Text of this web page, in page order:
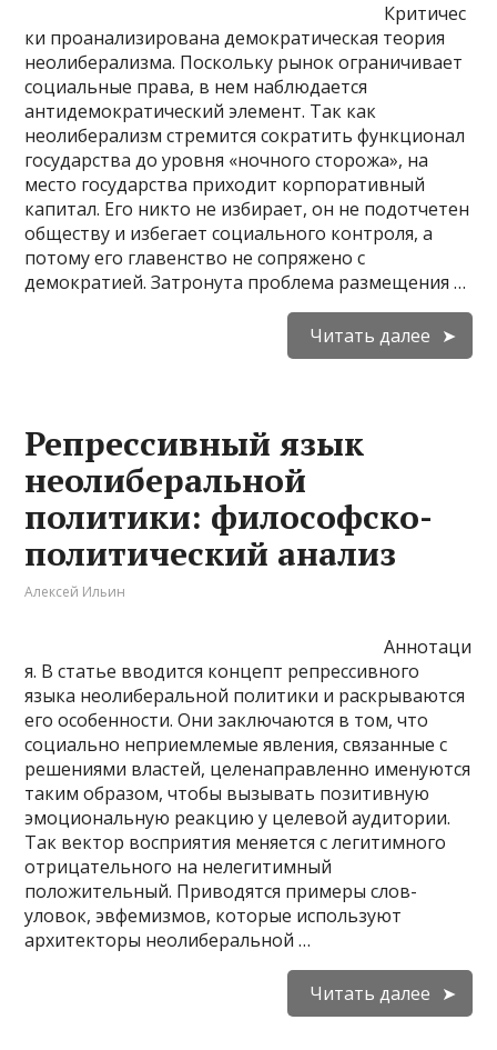
Критичес
ки проанализирована демократическая теория
неолиберализма. Поскольку рынок ограничива­ет
социальные права, в нем наблюдается
антидемократический элемент. Так как
неолиберализм стремится сократить функционал
государства до уровня «ночного сторожа», на
место государства приходит корпоративный
капитал. Его никто не избирает, он не подотчетен
обществу и избегает социального контроля, а
потому его главенство не сопря­жено с
демократией. Затронута проблема размещения …
Читать далее
Репрессивный язык
неолиберальной
политики: философско-
политический анализ
Алексей Ильин
Аннотаци
я. В статье вводится концепт репрессивного
языка неолиберальной политики и раскрываются
его особенности. Они заключаются в том, что
социально неприемлемые явления, связанные с
решениями властей, целенаправленно именуются
таким образом, чтобы вызывать позитивную
эмоциональную реакцию у целевой аудитории.
Так вектор восприятия меняется с легитимного
отрицательного на нелегитимный
положительный. Приводятся примеры слов-
уловок, эвфемизмов, которые используют
архитекторы неолиберальной …
Читать далее